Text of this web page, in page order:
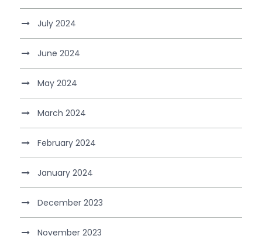
July 2024
June 2024
May 2024
March 2024
February 2024
January 2024
December 2023
November 2023